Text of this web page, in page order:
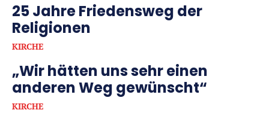
25 Jahre Friedensweg der
Religionen
KIRCHE
„Wir hätten uns sehr einen
anderen Weg gewünscht“
KIRCHE